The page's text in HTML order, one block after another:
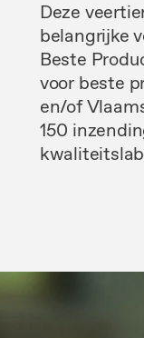
Deze
belangrijke
Beste
voor beste
en/of
150